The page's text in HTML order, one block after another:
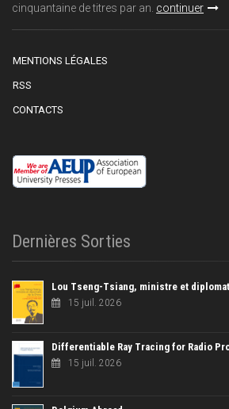
cinquantaine de titres par an. continuer
MENTIONS LÉGALES
RSS
CONTACTS
Dernières Sorties
Lou Tseng-Tsiang, ministre et
15 juil. 2026
Differentiable Ray Tracing for Radio
15 juil. 2026